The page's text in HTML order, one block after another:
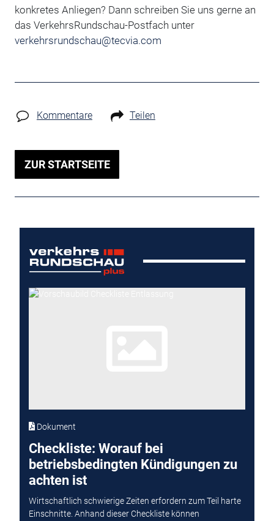
konkretes Anliegen? Dann schreiben Sie uns gerne an
das VerkehrsRundschau-Postfach unter
verkehrsrundschau@tecvia.com
Kommentare Teilen
ZUR STARTSEITE
Dokument
Checkliste: Worauf bei
betriebsbedingten Kündigungen zu
achten ist
Wirtschaftlich schwierige Zeiten erfordern zum Teil harte
Einschnitte. Anhand dieser Checkliste können